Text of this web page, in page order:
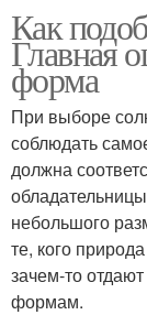
Как
Главная
форма
При выборе
соблюдать
должна
небольшого
те, кого
зачем-то
формам.